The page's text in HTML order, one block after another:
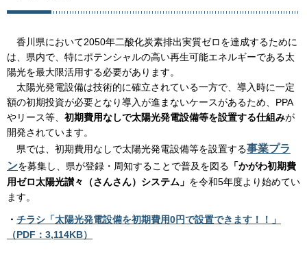
香川県において2050年二酸化炭素排出実質ゼロを達成するために
は、県内で、特にポテンシャルの高い再生可能エネルギーである太
陽光を最大限活用する必要があります。
太陽光発電設備は技術的に確立されている一方で、導入時に一定
額の初期投資が必要となり導入が進まないケースがあるため、PPA
やリース等、 初期費用なしで太陽光発電設備等を設置する仕組みが
開発されています。
県では、初期費用なしで太陽光発電設備等を設置する事業プラ
ンを募集し、県が登録・周知することで普及を図る 「かがわ初期費
用ゼロ太陽光讃々（さんさん）システム」 を令和5年度より始めてい
ます。
・ チラシ「太陽光発電設備を初期費用0円で設置できます！！」
（PDF：3,114KB）